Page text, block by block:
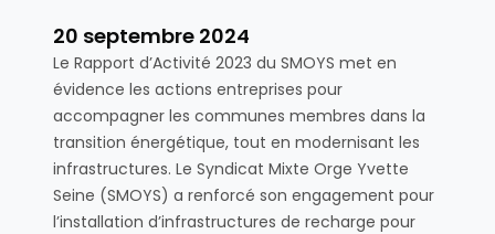
20 septembre 2024
Le Rapport d’Activité 2023 du SMOYS met en
évidence les actions entreprises pour
accompagner les communes membres dans la
transition énergétique, tout en modernisant les
infrastructures. Le Syndicat Mixte Orge Yvette
Seine (SMOYS) a renforcé son engagement pour
l’installation d’infrastructures de recharge pour